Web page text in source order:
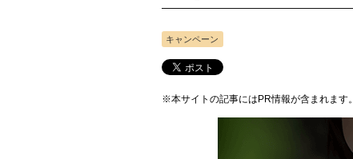
キャンペーン
※本サイトの記事にはPR情報が含まれます。